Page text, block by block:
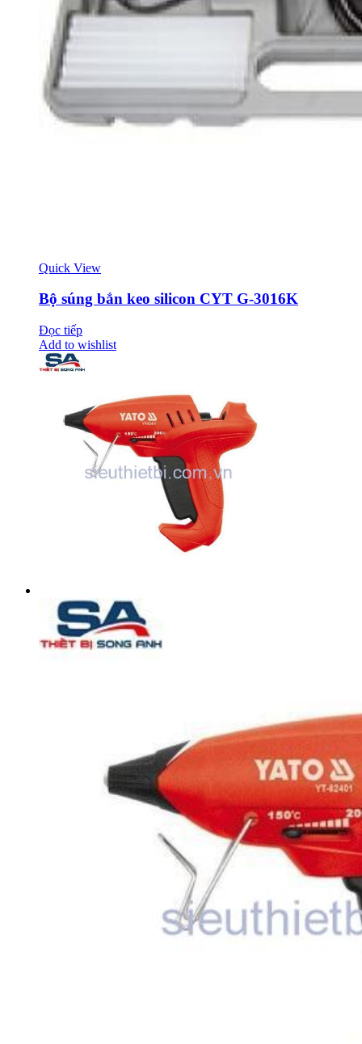
Quick View
Bộ súng bắn keo silicon CYT G-3016K
Đọc tiếp
Add to wishlist